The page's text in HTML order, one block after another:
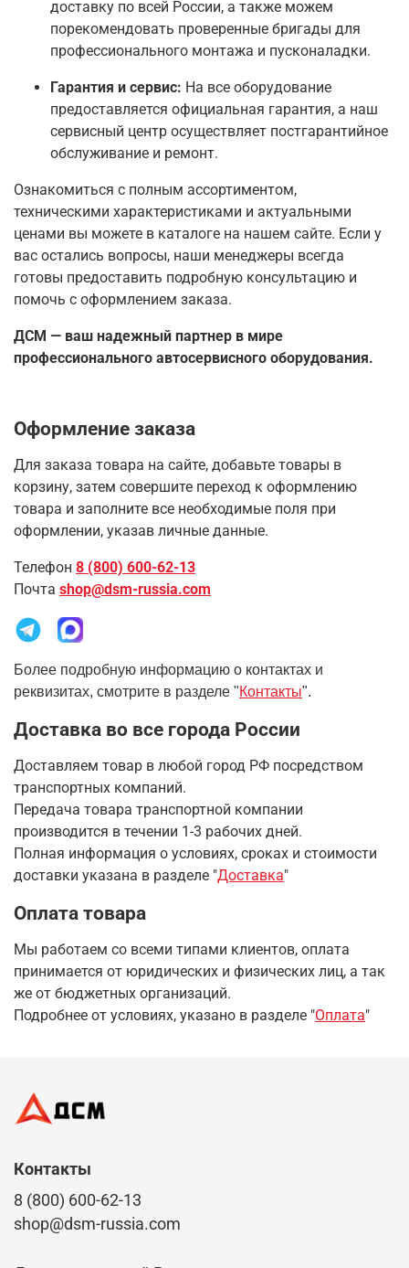
доставку по всей России, а также можем
порекомендовать проверенные бригады для
профессионального монтажа и пусконаладки.
Гарантия и сервис: На все оборудование
предоставляется официальная гарантия, а наш
сервисный центр осуществляет постгарантийное
обслуживание и ремонт.
Ознакомиться с полным ассортиментом,
техническими характеристиками и актуальными
ценами вы можете в каталоге на нашем сайте. Если у
вас остались вопросы, наши менеджеры всегда
готовы предоставить подробную консультацию и
помочь с оформлением заказа.
ДСМ — ваш надежный партнер в мире
профессионального автосервисного оборудования.
Оформление заказа
Для заказа товара на сайте, добавьте товары в
корзину, затем совершите переход к оформлению
товара и заполните все необходимые поля при
оформлении, указав личные данные.
Телефон 8 (800) 600-62-13
Почта shop@dsm-russia.com
Более подробную информацию о контактах и
реквизитах, смотрите в разделе "Контакты".
Доставка во все города России
Доставляем товар в любой город РФ посредством
транспортных компаний.
Передача товара транспортной компании
производится в течении 1-3 рабочих дней.
Полная информация о условиях, сроках и стоимости
доставки указана в разделе "Доставка"
Оплата товара
Мы работаем со всеми типами клиентов, оплата
принимается от юридических и физических лиц, а так
же от бюджетных организаций.
Подробнее от условиях, указано в разделе "Оплата"
Контакты
8 (800) 600-62-13
shop@dsm-russia.com